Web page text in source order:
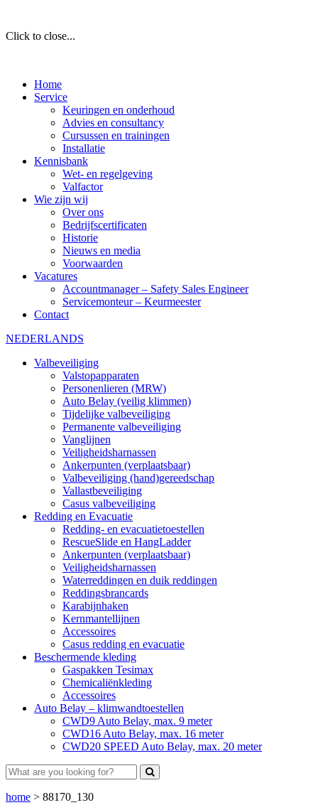
Click to close...
Home
Service
Keuringen en onderhoud
Advies en consultancy
Cursussen en trainingen
Installatie
Kennisbank
Wet- en regelgeving
Valfactor
Wie zijn wij
Over ons
Bedrijfscertificaten
Historie
Nieuws en media
Voorwaarden
Vacatures
Accountmanager – Safety Sales Engineer
Servicemonteur – Keurmeester
Contact
NEDERLANDS
Valbeveiliging
Valstopapparaten
Personenlieren (MRW)
Auto Belay (veilig klimmen)
Tijdelijke valbeveiliging
Permanente valbeveiliging
Vanglijnen
Veiligheidsharnassen
Ankerpunten (verplaatsbaar)
Valbeveiliging (hand)gereedschap
Vallastbeveiliging
Casus valbeveiliging
Redding en Evacuatie
Redding- en evacuatietoestellen
RescueSlide en HangLadder
Ankerpunten (verplaatsbaar)
Veiligheidsharnassen
Waterreddingen en duik reddingen
Reddingsbrancards
Karabijnhaken
Kernmantellijnen
Accessoires
Casus redding en evacuatie
Beschermende kleding
Gaspakken Tesimax
Chemicaliënkleding
Accessoires
Auto Belay – klimwandtoestellen
CWD9 Auto Belay, max. 9 meter
CWD16 Auto Belay, max. 16 meter
CWD20 SPEED Auto Belay, max. 20 meter
home > 88170_130